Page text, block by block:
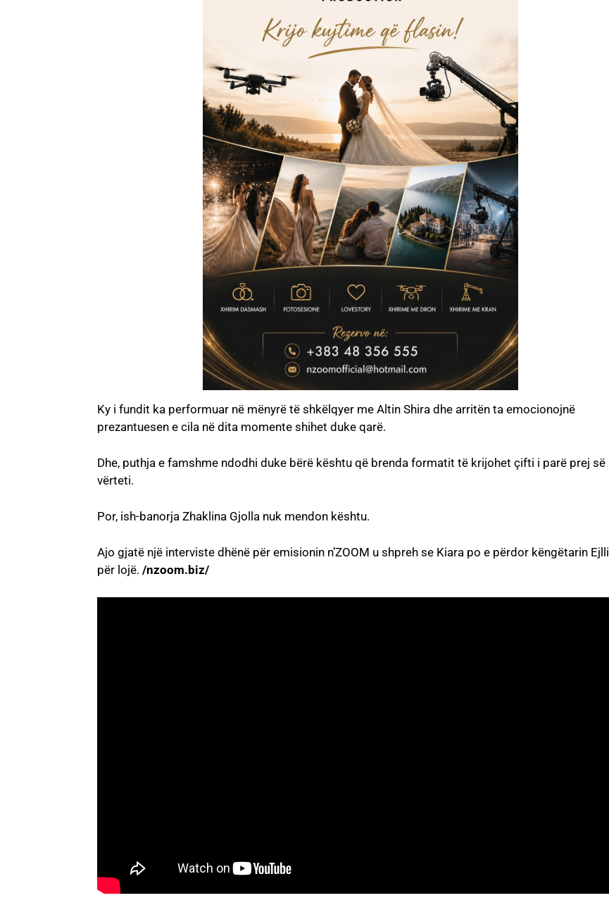
Ky i fundit ka performuar në mënyrë të shkëlqyer me Altin Shira dhe arritën ta emocionojnë
prezantuesen e cila në dita momente shihet duke qarë.
Dhe, puthja e famshme ndodhi duke bërë kështu që brenda formatit të krijohet çifti i parë prej së
vërteti.
Por, ish-banorja Zhaklina Gjolla nuk mendon kështu.
Ajo gjatë një interviste dhënë për emisionin n’ZOOM u shpreh se Kiara po e përdor këngëtarin Ejlli
për lojë. /nzoom.biz/